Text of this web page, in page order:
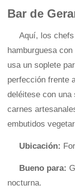
Bar de
Aquí, los
hamburguesa
usa un soplete
perfección frente
deléitese con una
carnes
embutidos
Ubicación:
Bueno para:
nocturna.